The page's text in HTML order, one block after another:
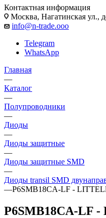
Контактная информация
Москва, Нагатинская ул.,
info@n-trade.ooo
Telegram
WhatsApp
Главная
—
Каталог
—
Полупроводники
—
Диоды
—
Диоды защитные
—
Диоды защитные SMD
—
Диоды transil SMD
—P6SMB18CA-LF -
P6SMB18CA-LF